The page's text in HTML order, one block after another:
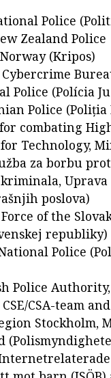
Police
Zealand Police
(Kripos)
Police (Polícia
Police (Poliția
combating
Technology,
za borbu
poslova)
of the
republiky)
Police
Police
CSA-team
Stockholm,